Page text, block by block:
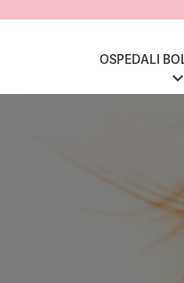
OSPEDALI